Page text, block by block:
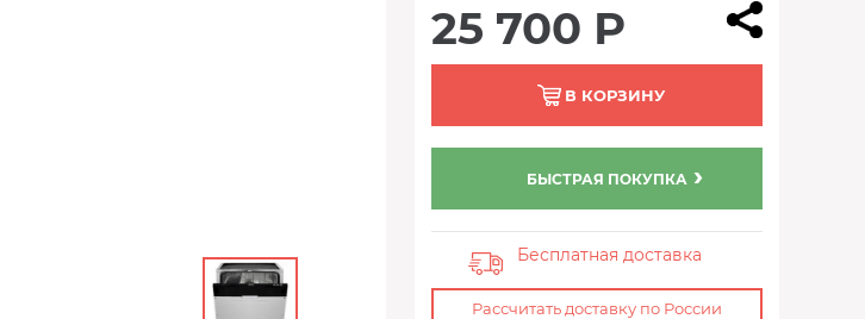
25 700 Р
В КОРЗИНУ
БЫСТРАЯ ПОКУПКА
Бесплатная доставка
Рассчитать доставку по России